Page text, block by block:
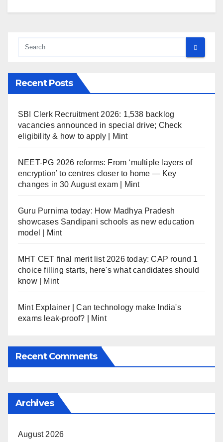
Recent Posts
SBI Clerk Recruitment 2026: 1,538 backlog
vacancies announced in special drive; Check
eligibility & how to apply | Mint
NEET-PG 2026 reforms: From ‘multiple layers of
encryption’ to centres closer to home — Key
changes in 30 August exam | Mint
Guru Purnima today: How Madhya Pradesh
showcases Sandipani schools as new education
model | Mint
MHT CET final merit list 2026 today: CAP round 1
choice filling starts, here's what candidates should
know | Mint
Mint Explainer | Can technology make India's
exams leak-proof? | Mint
Recent Comments
Archives
August 2026